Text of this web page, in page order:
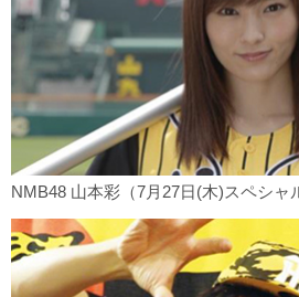
NMB48 山本彩（7月27日(木)スペシャ